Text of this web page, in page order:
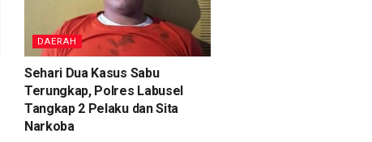
DAERAH
Sehari Dua Kasus Sabu
Terungkap, Polres Labusel
Tangkap 2 Pelaku dan Sita
Narkoba